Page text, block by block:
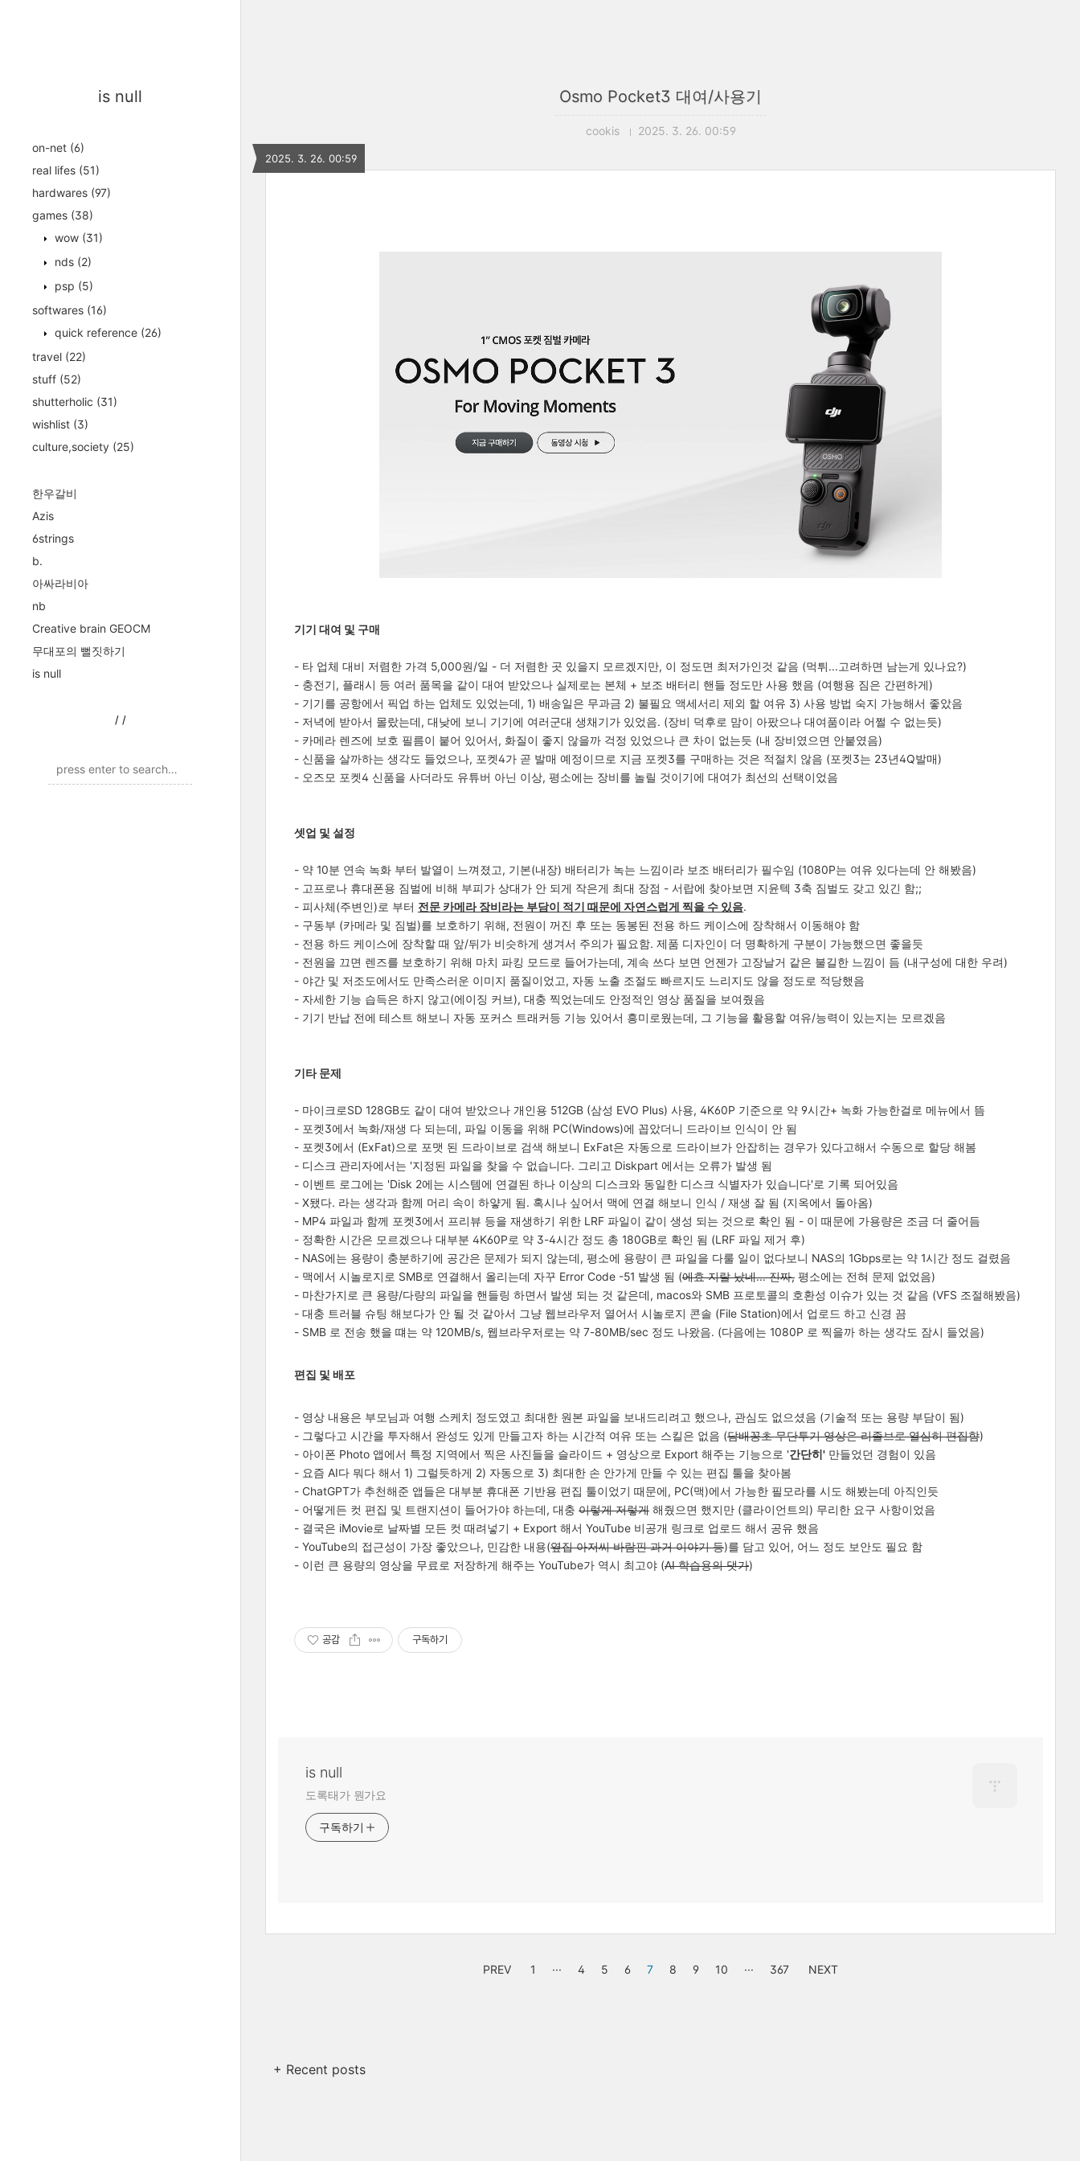
is null
on-net (6)
real lifes (51)
hardwares (97)
games (38)
wow (31)
nds (2)
psp (5)
softwares (16)
quick reference (26)
travel (22)
stuff (52)
shutterholic (31)
wishlist (3)
culture,society (25)
한우갈비
Azis
6strings
b.
아싸라비아
nb
Creative brain GEOCM
무대포의 뻘짓하기
is null
/ /
Osmo Pocket3 대여/사용기
cookis 2025. 3. 26. 00:59
2025. 3. 26. 00:59
기기 대여 및 구매
- 타 업체 대비 저렴한 가격 5,000원/일 - 더 저렴한 곳 있을지 모르겠지만, 이 정도면 최저가인것 같음 (먹튀...고려하면 남는게 있나요?)
- 충전기, 플래시 등 여러 품목을 같이 대여 받았으나 실제로는 본체 + 보조 배터리 핸들 정도만 사용 했음 (여행용 짐은 간편하게)
- 기기를 공항에서 픽업 하는 업체도 있었는데, 1) 배송일은 무과금 2) 불필요 액세서리 제외 할 여유 3) 사용 방법 숙지 가능해서 좋았음
- 저녁에 받아서 몰랐는데, 대낮에 보니 기기에 여러군대 생채기가 있었음. (장비 덕후로 맘이 아팠으나 대여품이라 어쩔 수 없는듯)
- 카메라 렌즈에 보호 필름이 붙어 있어서, 화질이 좋지 않을까 걱정 있었으나 큰 차이 없는듯 (내 장비였으면 안붙였음)
- 신품을 살까하는 생각도 들었으나, 포켓4가 곧 발매 예정이므로 지금 포켓3를 구매하는 것은 적절치 않음 (포켓3는 23년4Q발매)
- 오즈모 포켓4 신품을 사더라도 유튜버 아닌 이상, 평소에는 장비를 놀릴 것이기에 대여가 최선의 선택이었음
셋업 및 설정
- 약 10분 연속 녹화 부터 발열이 느껴졌고, 기본(내장) 배터리가 녹는 느낌이라 보조 배터리가 필수임 (1080P는 여유 있다는데 안 해봤음)
- 고프로나 휴대폰용 짐벌에 비해 부피가 상대가 안 되게 작은게 최대 장점 - 서랍에 찾아보면 지윤텍 3축 짐벌도 갖고 있긴 함;;
- 피사체(주변인)로 부터 전문 카메라 장비라는 부담이 적기 때문에 자연스럽게 찍을 수 있음.
- 구동부 (카메라 및 짐벌)를 보호하기 위해, 전원이 꺼진 후 또는 동봉된 전용 하드 케이스에 장착해서 이동해야 함
- 전용 하드 케이스에 장착할 때 앞/뒤가 비슷하게 생겨서 주의가 필요함. 제품 디자인이 더 명확하게 구분이 가능했으면 좋을듯
- 전원을 끄면 렌즈를 보호하기 위해 마치 파킹 모드로 들어가는데, 계속 쓰다 보면 언젠가 고장날거 같은 불길한 느낌이 듬 (내구성에 대한 우려)
- 야간 및 저조도에서도 만족스러운 이미지 품질이었고, 자동 노출 조절도 빠르지도 느리지도 않을 정도로 적당했음
- 자세한 기능 습득은 하지 않고(에이징 커브), 대충 찍었는데도 안정적인 영상 품질을 보여줬음
- 기기 반납 전에 테스트 해보니 자동 포커스 트래커등 기능 있어서 흥미로웠는데, 그 기능을 활용할 여유/능력이 있는지는 모르겠음
기타 문제
- 마이크로SD 128GB도 같이 대여 받았으나 개인용 512GB (삼성 EVO Plus) 사용, 4K60P 기준으로 약 9시간+ 녹화 가능한걸로 메뉴에서 뜸
- 포켓3에서 녹화/재생 다 되는데, 파일 이동을 위해 PC(Windows)에 꼽았더니 드라이브 인식이 안 됨
- 포켓3에서 (ExFat)으로 포맷 된 드라이브로 검색 해보니 ExFat은 자동으로 드라이브가 안잡히는 경우가 있다고해서 수동으로 할당 해봄
- 디스크 관리자에서는 '지정된 파일을 찾을 수 없습니다. 그리고 Diskpart 에서는 오류가 발생 됨
- 이벤트 로그에는 'Disk 2에는 시스템에 연결된 하나 이상의 디스크와 동일한 디스크 식별자가 있습니다'로 기록 되어있음
- X됐다. 라는 생각과 함께 머리 속이 하얗게 됨. 혹시나 싶어서 맥에 연결 해보니 인식 / 재생 잘 됨 (지옥에서 돌아옴)
- MP4 파일과 함께 포켓3에서 프리뷰 등을 재생하기 위한 LRF 파일이 같이 생성 되는 것으로 확인 됨 - 이 때문에 가용량은 조금 더 줄어듬
- 정확한 시간은 모르겠으나 대부분 4K60P로 약 3-4시간 정도 총 180GB로 확인 됨 (LRF 파일 제거 후)
- NAS에는 용량이 충분하기에 공간은 문제가 되지 않는데, 평소에 용량이 큰 파일을 다룰 일이 없다보니 NAS의 1Gbps로는 약 1시간 정도 걸렸음
- 맥에서 시놀로지로 SMB로 연결해서 올리는데 자꾸 Error Code -51 발생 됨 (에효 지랄 났네... 진짜, 평소에는 전혀 문제 없었음)
- 마찬가지로 큰 용량/다량의 파일을 핸들링 하면서 발생 되는 것 같은데, macos와 SMB 프로토콜의 호환성 이슈가 있는 것 같음 (VFS 조절해봤음)
- 대충 트러블 슈팅 해보다가 안 될 것 같아서 그냥 웹브라우저 열어서 시놀로지 콘솔 (File Station)에서 업로드 하고 신경 끔
- SMB 로 전송 했을 떄는 약 120MB/s, 웹브라우저로는 약 7-80MB/sec 정도 나왔음. (다음에는 1080P 로 찍을까 하는 생각도 잠시 들었음)
편집 및 배포
- 영상 내용은 부모님과 여행 스케치 정도였고 최대한 원본 파일을 보내드리려고 했으나, 관심도 없으셨음 (기술적 또는 용량 부담이 됨)
- 그렇다고 시간을 투자해서 완성도 있게 만들고자 하는 시간적 여유 또는 스킬은 없음 (담배꽁초 무단투기 영상은 리졸브로 열심히 편집함)
- 아이폰 Photo 앱에서 특정 지역에서 찍은 사진들을 슬라이드 + 영상으로 Export 해주는 기능으로 '간단히' 만들었던 경험이 있음
- 요즘 AI다 뭐다 해서 1) 그럴듯하게 2) 자동으로 3) 최대한 손 안가게 만들 수 있는 편집 툴을 찾아봄
- ChatGPT가 추천해준 앱들은 대부분 휴대폰 기반용 편집 툴이었기 때문에, PC(맥)에서 가능한 필모라를 시도 해봤는데 아직인듯
- 어떻게든 컷 편집 및 트랜지션이 들어가야 하는데, 대충 이렇게 저렇게 해줬으면 했지만 (클라이언트의) 무리한 요구 사항이었음
- 결국은 iMovie로 날짜별 모든 컷 때려넣기 + Export 해서 YouTube 비공개 링크로 업로드 해서 공유 했음
- YouTube의 접근성이 가장 좋았으나, 민감한 내용(옆집 아저씨 바람핀 과거 이야기 등)를 담고 있어, 어느 정도 보안도 필요 함
- 이런 큰 용량의 영상을 무료로 저장하게 해주는 YouTube가 역시 최고야 (AI 학습용의 댓가)
공감 구독하기
is null
도록태가 뭔가요
구독하기
PREV 1 ··· 4 5 6 7 8 9 10 ··· 367 NEXT
+ Recent posts